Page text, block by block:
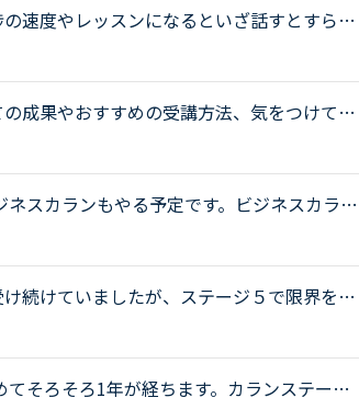
速度やレッスンになるといざ話すとすらす
す。ステージ３はすでに１カ月以上かかっ
成果やおすすめの受講方法、気をつけてい
れからはアウトプットも鍛えたいので、フ
スカランもやる予定です。ビジネスカラン
ですが、ステージ12をおわらせてからビジ
続けていましたが、ステージ５で限界を感
ビジネス」にシフトチェンジをしようと考
そろそろ1年が経ちます。カランステージ